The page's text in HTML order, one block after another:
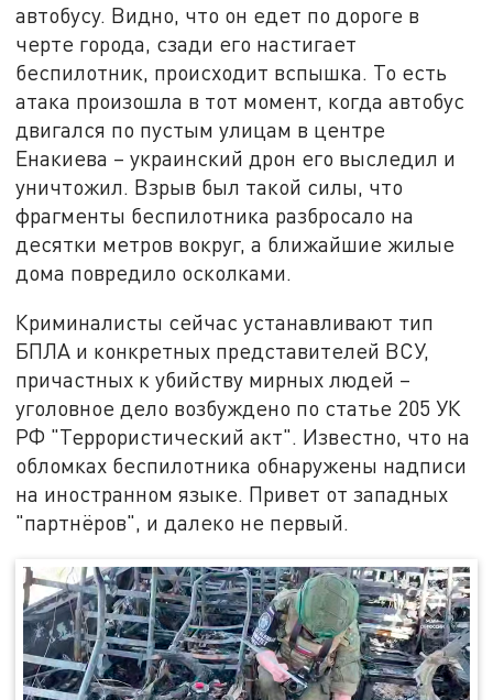
автобусу. Видно, что он едет по дороге в
черте города, сзади его настигает
беспилотник, происходит вспышка. То есть
атака произошла в тот момент, когда автобус
двигался по пустым улицам в центре
Енакиева – украинский дрон его выследил и
уничтожил. Взрыв был такой силы, что
фрагменты беспилотника разбросало на
десятки метров вокруг, а ближайшие жилые
дома повредило осколками.
Криминалисты сейчас устанавливают тип
БПЛА и конкретных представителей ВСУ,
причастных к убийству мирных людей –
уголовное дело возбуждено по статье 205 УК
РФ "Террористический акт". Известно, что на
обломках беспилотника обнаружены надписи
на иностранном языке. Привет от западных
"партнёров", и далеко не первый.